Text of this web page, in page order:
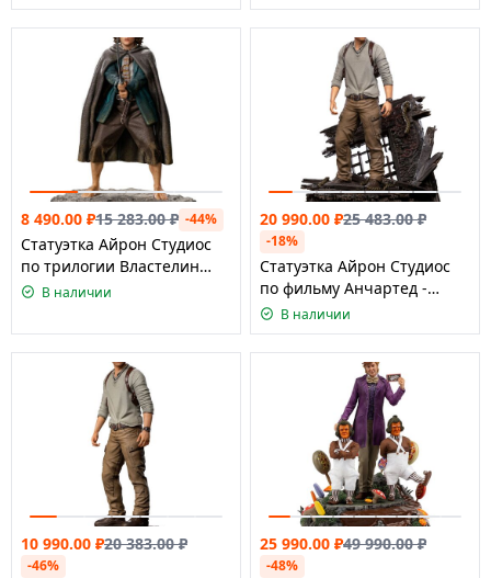
8 490.00 ₽15 283.00₽ -44%
Статуэтка Айрон Студиос
по трилогии Властелин
Колец - Пиппин масштаб
В наличии
20 990.00 ₽25 483.00₽
-18%
Статуэтка Айрон Студиос
по фильму Анчартед -
Натан Дрейк Делюкс
версия, масштаб 1:10
В наличии
10 990.00 ₽20 383.00₽
-46%
25 990.00 ₽49 990.00₽
-48%